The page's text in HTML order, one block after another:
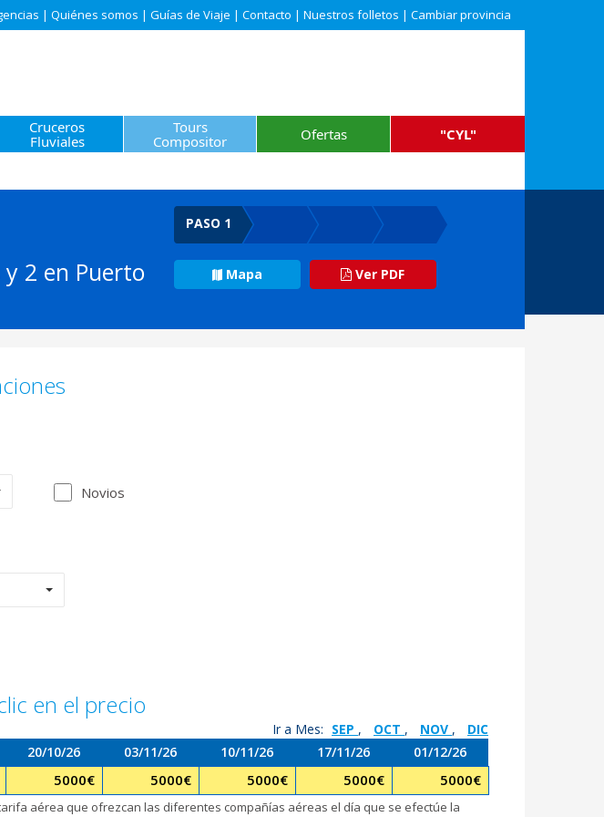
| Quiénes somos | Guías de Viaje | Contacto | Nuestros folletos | Cambiar provincia
Cruceros
Fluviales
Tours
Compositor
Ofertas "CYL"
2 en Puerto
PASO 1
Mapa Ver PDF
Novios
en el precio
Ir a Mes: SEP , OCT , NOV ,
DIC
20/10/26 03/11/26 10/11/26 17/11/26
01/12/26
5000€ 5000€ 5000€ 5000€ 5000€
aérea que ofrezcan las diferentes compañías aéreas el día que se efectúe la